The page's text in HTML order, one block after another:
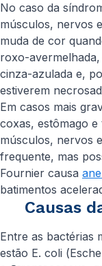
No caso da
músculos, nervos
muda de cor
roxo-
cinza-azulada e,
estiverem
Em casos mais
coxas, estômago
músculos, nervos
frequente, mas
Fournier causa
batimentos
Causas
Entre as bactérias
estão E. coli (